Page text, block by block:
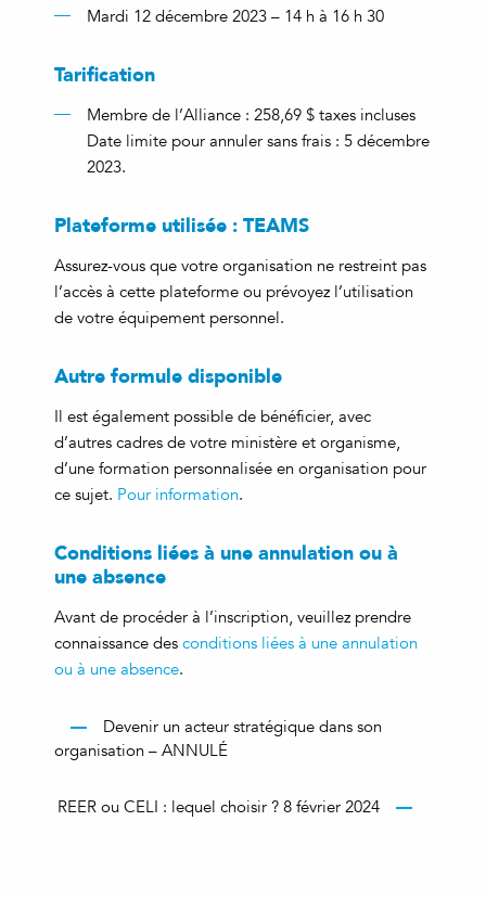
Mardi 12 décembre 2023 – 14 h à 16 h 30
Tarification
Membre de l’Alliance : 258,69 $ taxes incluses
Date limite pour annuler sans frais : 5 décembre
2023.
Plateforme utilisée : TEAMS
Assurez-vous que votre organisation ne restreint pas
l’accès à cette plateforme ou prévoyez l’utilisation
de votre équipement personnel.
Autre formule disponible
Il est également possible de bénéficier, avec
d’autres cadres de votre ministère et organisme,
d’une formation personnalisée en organisation pour
ce sujet. Pour information.
Conditions liées à une annulation ou à
une absence
Avant de procéder à l’inscription, veuillez prendre
connaissance des conditions liées à une annulation
ou à une absence.
Devenir un acteur stratégique dans son
organisation – ANNULÉ
REER ou CELI : lequel choisir ? 8 février 2024